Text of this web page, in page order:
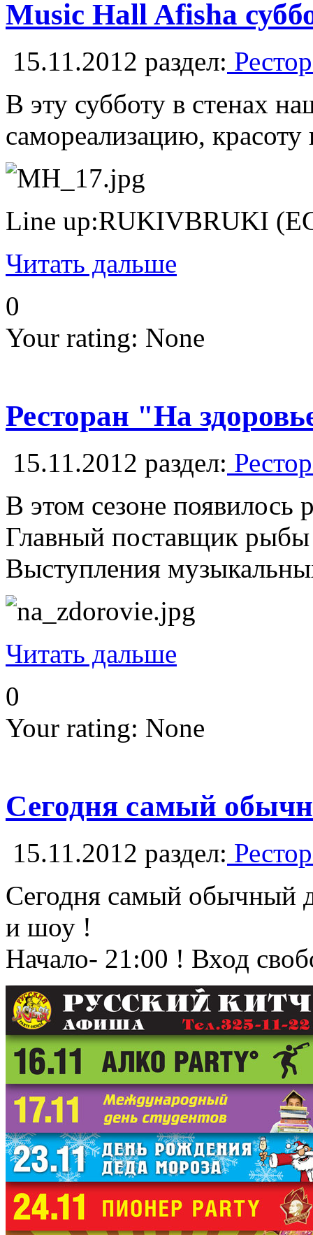
Music Hall Afisha
15.11.2012 раздел:
В эту субботу в стенах
самореализацию,
Line up:RUKIVBRUKI
Читать дальше
0
Your rating: None
Ресторан "На
15.11.2012 раздел:
В этом сезоне
Главный поставщик рыбы
Выступления
Читать дальше
0
Your rating: None
Сегодня самый
15.11.2012 раздел:
Сегодня самый обычный
и шоу !
Начало- 21:00 ! Вход